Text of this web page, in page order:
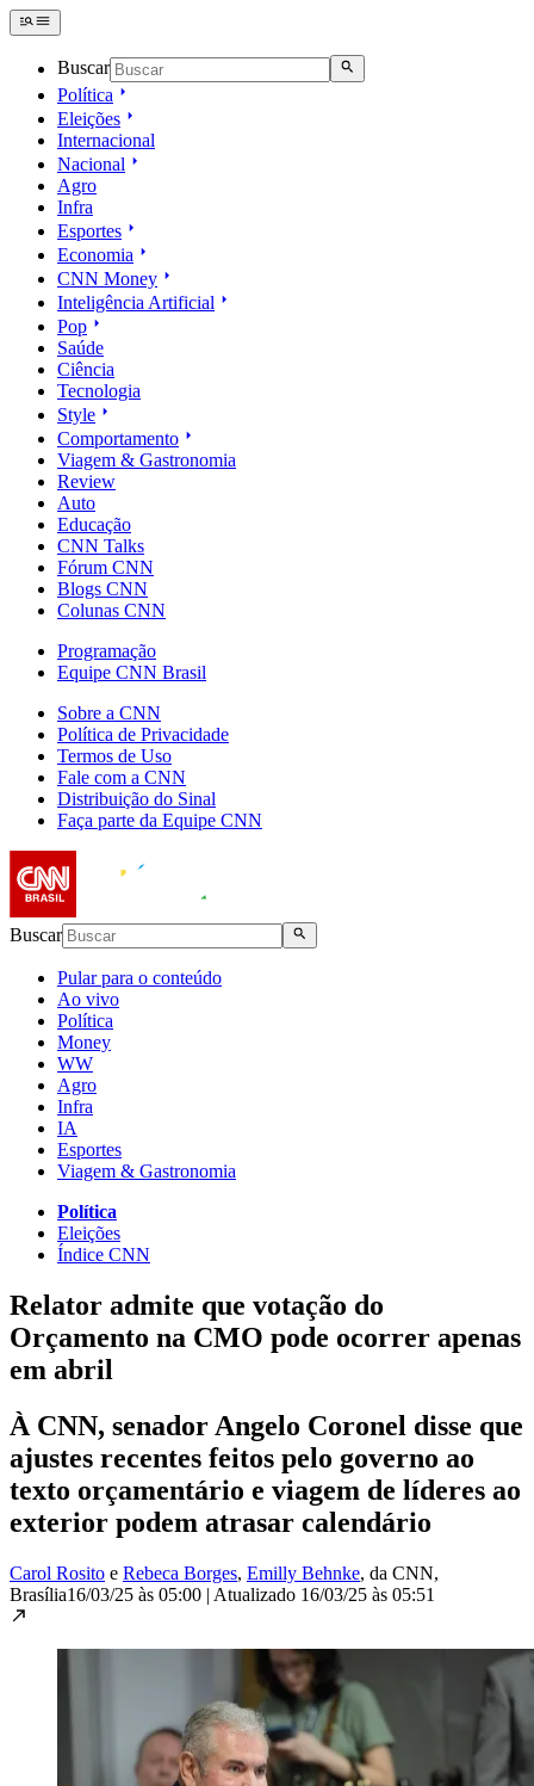
Buscar
Política
Eleições
Internacional
Nacional
Agro
Infra
Esportes
Economia
CNN Money
Inteligência Artificial
Pop
Saúde
Ciência
Tecnologia
Style
Comportamento
Viagem & Gastronomia
Review
Auto
Educação
CNN Talks
Fórum CNN
Blogs CNN
Colunas CNN
Programação
Equipe CNN Brasil
Sobre a CNN
Política de Privacidade
Termos de Uso
Fale com a CNN
Distribuição do Sinal
Faça parte da Equipe CNN
Buscar
Pular para o conteúdo
Ao vivo
Política
Money
WW
Agro
Infra
IA
Esportes
Viagem & Gastronomia
Política
Eleições
Índice CNN
Relator admite que votação do
Orçamento na CMO pode ocorrer apenas
em abril
À CNN, senador Angelo Coronel disse que
ajustes recentes feitos pelo governo ao
texto orçamentário e viagem de líderes ao
exterior podem atrasar calendário
Carol Rosito e Rebeca Borges, Emilly Behnke, da CNN,
Brasília16/03/25 às 05:00 | Atualizado 16/03/25 às 05:51